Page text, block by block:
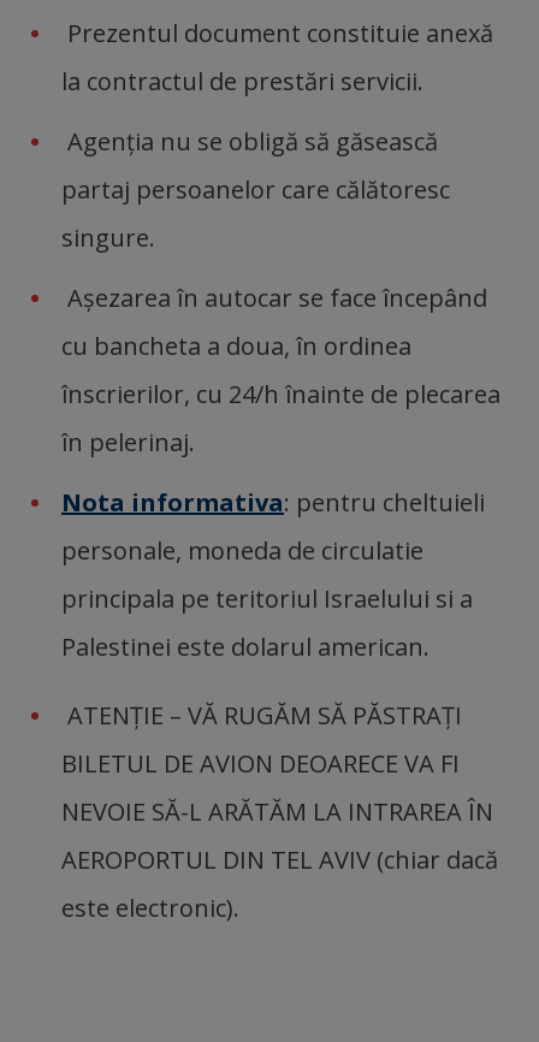
Prezentul document constituie anexă
la contractul de prestări servicii.
Agenția nu se obligă să găsească
partaj persoanelor care călătoresc
singure.
Așezarea în autocar se face începând
cu bancheta a doua, în ordinea
înscrierilor, cu 24/h înainte de plecarea
în pelerinaj.
Nota informativa: pentru cheltuieli
personale, moneda de circulatie
principala pe teritoriul Israelului si a
Palestinei este dolarul american.
ATENŢIE – VĂ RUGĂM SĂ PĂSTRAŢI
BILETUL DE AVION DEOARECE VA FI
NEVOIE SĂ-L ARĂTĂM LA INTRAREA ÎN
AEROPORTUL DIN TEL AVIV (chiar dacă
este electronic).